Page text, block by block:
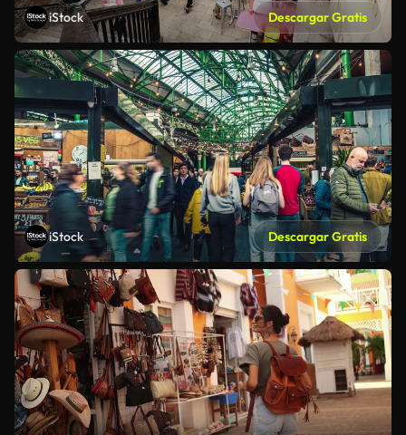
iStock Descargar Gratis
iStock Descargar Gratis